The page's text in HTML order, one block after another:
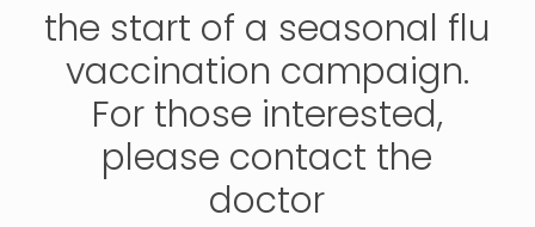
the start of a seasonal flu
vaccination campaign.
For those interested,
please contact the
doctor